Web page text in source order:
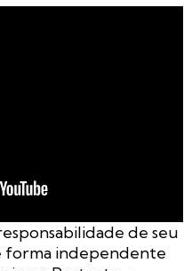
de seu
forma independente